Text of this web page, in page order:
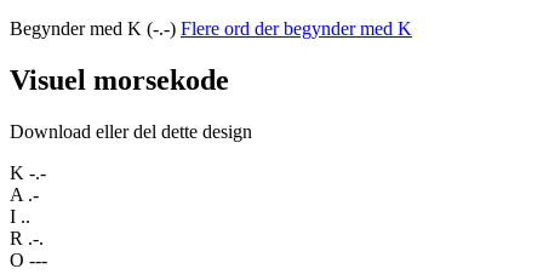
Begynder med K (-.-) Flere ord der begynder med K
Visuel morsekode
Download eller del dette design
K -.-
A .-
I ..
R .-.
O ---